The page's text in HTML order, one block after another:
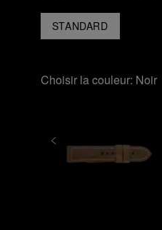
STANDARD
Choisir la couleur: Noir